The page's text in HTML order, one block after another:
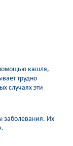
кашля,
трудно
случаях эти
заболевания. Их